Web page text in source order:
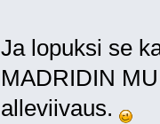
Ja lopuksi se
MADRIDIN
alleviivaus.